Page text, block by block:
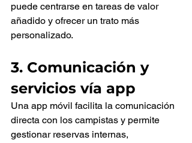
puede centrarse en tareas de valor
añadido y ofrecer un trato más
personalizado.
3. Comunicación y
servicios vía app
Una app móvil facilita la comunicación
directa con los campistas y permite
gestionar reservas internas,